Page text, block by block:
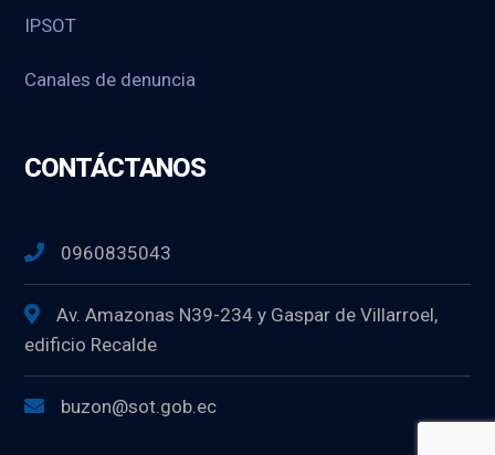
IPSOT
Canales de denuncia
CONTÁCTANOS
0960835043
Av. Amazonas N39-234 y Gaspar de Villarroel,
edificio Recalde
buzon@sot.gob.ec